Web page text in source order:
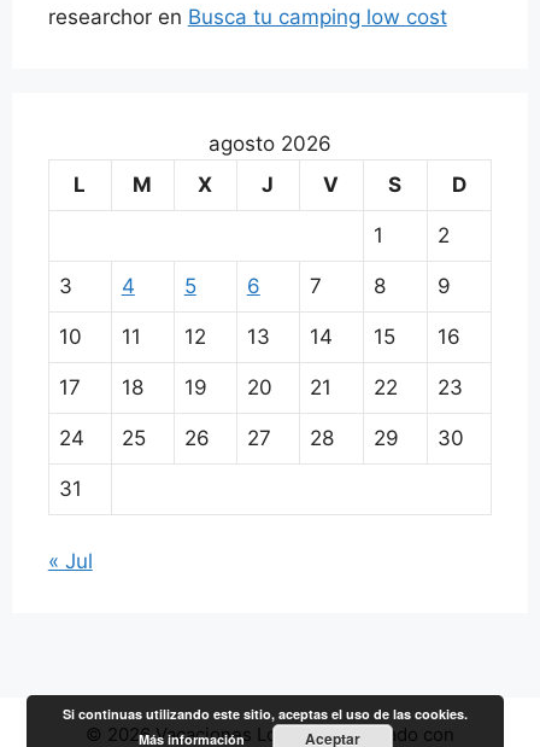
researchoren Busca tu camping low cost
agosto 2026
L
M X J V S D
1 2
3 4 5 6 7 8 9
10 11 12 13 14 15 16
17 18 19 20 21 22 23
24 25 26 27 28 29 30
31
« Jul
© 2026 Vacaciones Low Cost• Creado con
Si continuas utilizando este sitio, aceptas el uso de las cookies.
Más información
Aceptar